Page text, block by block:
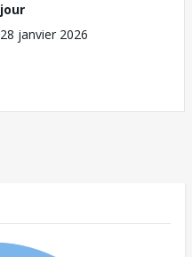
jour
28 janvier 2026